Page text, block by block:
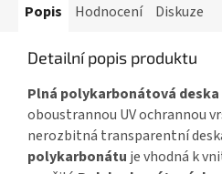
Popis Hodnocení Diskuze
Detailní popis produktu
Plná polykarbonátová
oboustrannou UV ochrannou
nerozbitná transparentní
polykarbonátu je vhodná k